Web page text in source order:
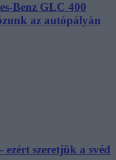
Benz GLC 400
az autópályán
szeretjük a svéd